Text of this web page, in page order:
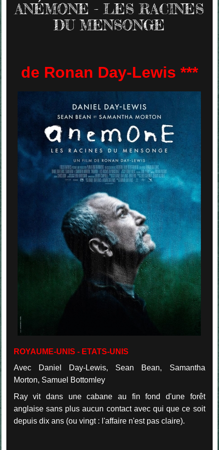
ANÉMONE - LES RACINES
DU MENSONGE
de Ronan Day-Lewis ***
ROYAUME-UNIS - ETATS-UNIS
Avec Daniel Day-Lewis, Sean Bean, Samantha
Morton, Samuel Bottomley
Ray vit dans une cabane au fin fond d'une forêt
anglaise sans plus aucun contact avec qui que ce soit
depuis dix ans (ou vingt : l'affaire n'est pas claire).